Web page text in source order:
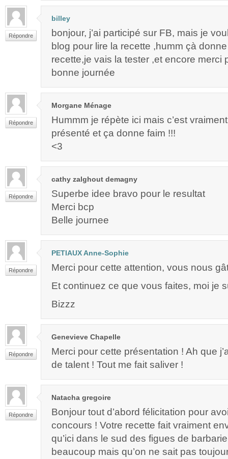
Répondre
billey
bonjour, j’ai participé sur FB, mais je
blog pour lire la recette ,humm çà
recette,je vais la tester ,et encore merci
bonne journée
Répondre
Morgane Ménage
Hummm je répète ici mais c’est
présenté et ça donne faim !!!
<3
Répondre
cathy zalghout demagny
Superbe idee bravo pour le resultat
Merci bcp
Belle journee
Répondre
PETIAUX Anne-Sophie
Merci pour cette attention, vous nous
Et continuez ce que vous faites, moi je
Bizzz
Répondre
Genevieve Chapelle
Merci pour cette présentation ! Ah que
de talent ! Tout me fait saliver !
Répondre
Natacha gregoire
Bonjour tout d’abord félicitation pour
concours ! Votre recette fait vraiment
qu’ici dans le sud des figues de
beaucoup mais qu’on ne sait pas